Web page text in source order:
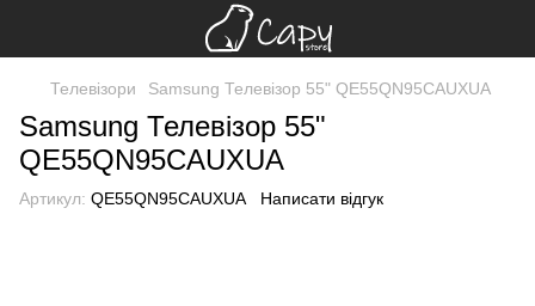
Телевізори Samsung Телевізор 55" QE55QN95CAUXUA
Samsung Телевізор 55"
QE55QN95CAUXUA
Артикул: QE55QN95CAUXUA Написати відгук